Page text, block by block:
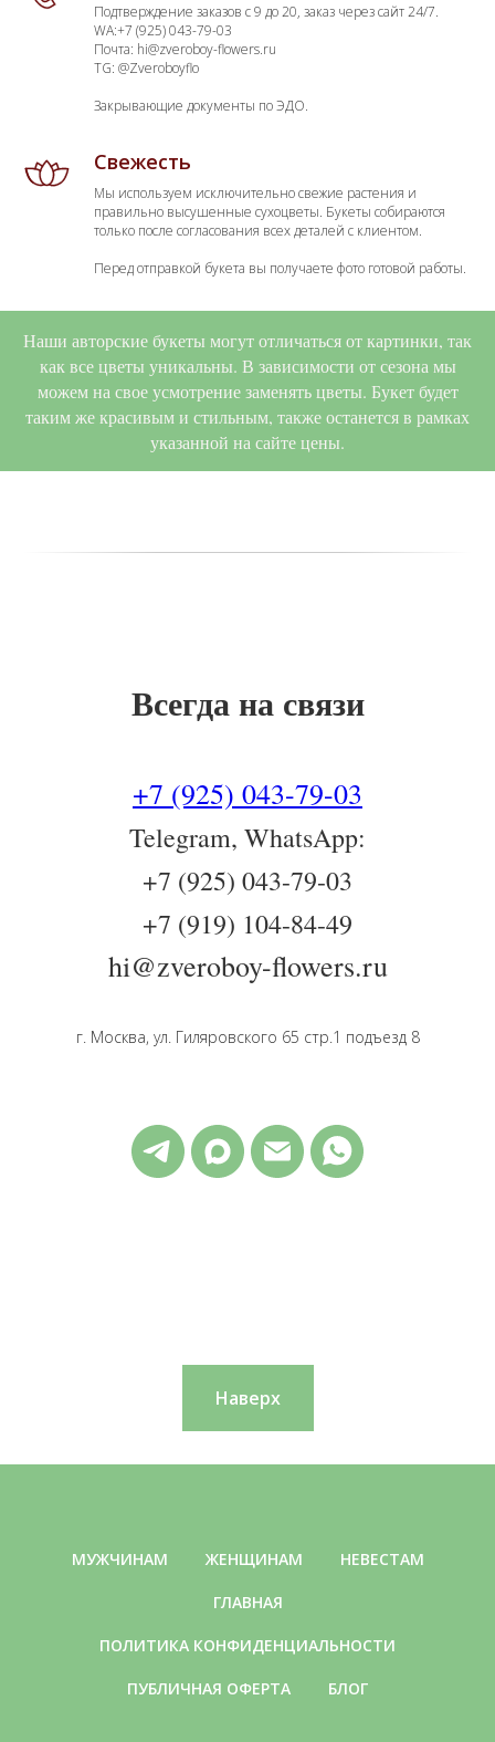
Подтверждение заказов с 9 до 20, заказ через сайт 24/7.
WA:+7 (925) 043-79-03
Почта: hi@zveroboy-flowers.ru
TG: @Zveroboyflo
Закрывающие документы по ЭДО.
Свежесть
Мы используем исключительно свежие растения и
правильно высушенные сухоцветы. Букеты собираются
только после согласования всех деталей с клиентом.
Перед отправкой букета вы получаете фото готовой работы.
Наши авторские букеты могут отличаться от картинки, так
как все цветы уникальны. В зависимости от сезона мы
можем на свое усмотрение заменять цветы. Букет будет
таким же красивым и стильным, также останется в рамках
указанной на сайте цены.
Всегда на связи
+7 (925) 043-79-03
Telegram, WhatsApp:
+7 (925) 043-79-03
+7 (919) 104-84-49
hi@zveroboy-flowers.ru
г. Москва, ул. Гиляровского 65 стр.1 подъезд 8
Наверх
МУЖЧИНАМ ЖЕНЩИНАМ НЕВЕСТАМ
ГЛАВНАЯ
ПОЛИТИКА КОНФИДЕНЦИАЛЬНОСТИ
ПУБЛИЧНАЯ ОФЕРТА БЛОГ